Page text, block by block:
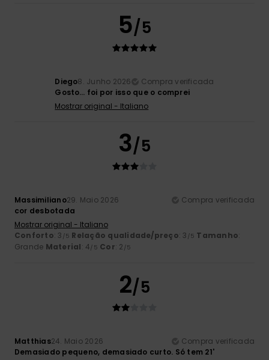
5/5
Diego8. Junho 2026
Compra verificada
Gosto… foi por isso que o comprei
Mostrar original - Italiano
3/5
Massimiliano29. Maio 2026
Compra verificada
cor desbotada
Mostrar original - Italiano
Conforto: 3 /5 Relação qualidade/preço: 3 /5 Tamanho:
Grande Material: 4/5 Cor: 2 /5
2/5
Matthias24. Maio 2026
Compra verificada
Demasiado pequeno, demasiado curto. Só tem 21'